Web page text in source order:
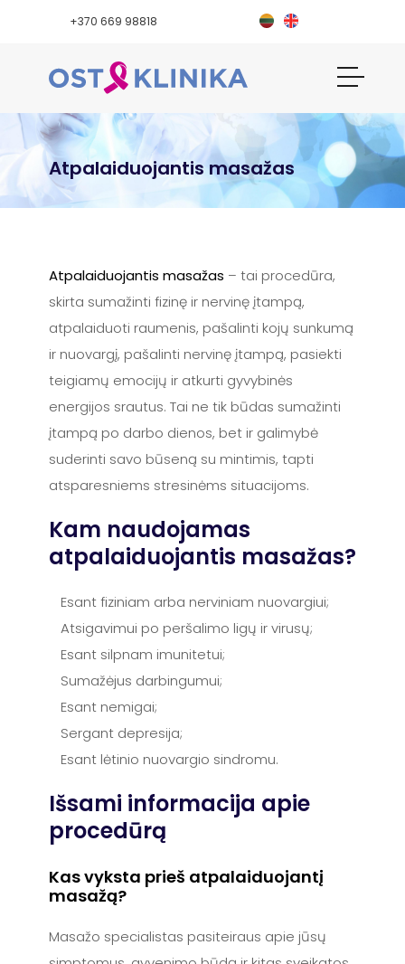
+370 669 98818
Atpalaiduojantis masažas
Atpalaiduojantis masažas – tai procedūra,
skirta sumažinti fizinę ir nervinę įtampą,
atpalaiduoti raumenis, pašalinti kojų sunkumą
ir nuovargį, pašalinti nervinę įtampą, pasiekti
teigiamų emocijų ir atkurti gyvybinės
energijos srautus. Tai ne tik būdas sumažinti
įtampą po darbo dienos, bet ir galimybė
suderinti savo būseną su mintimis, tapti
atsparesniems stresinėms situacijoms.
Kam naudojamas
atpalaiduojantis masažas?
Esant fiziniam arba nerviniam nuovargiui;
Atsigavimui po peršalimo ligų ir virusų;
Esant silpnam imunitetui;
Sumažėjus darbingumui;
Esant nemigai;
Sergant depresija;
Esant lėtinio nuovargio sindromu.
Išsami informacija apie
procedūrą
Kas vyksta prieš atpalaiduojantį
masažą?
Masažo specialistas pasiteiraus apie jūsų